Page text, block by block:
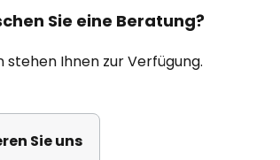
Sie eine Beratung?
stehen Ihnen zur Verfügung.
Sie uns